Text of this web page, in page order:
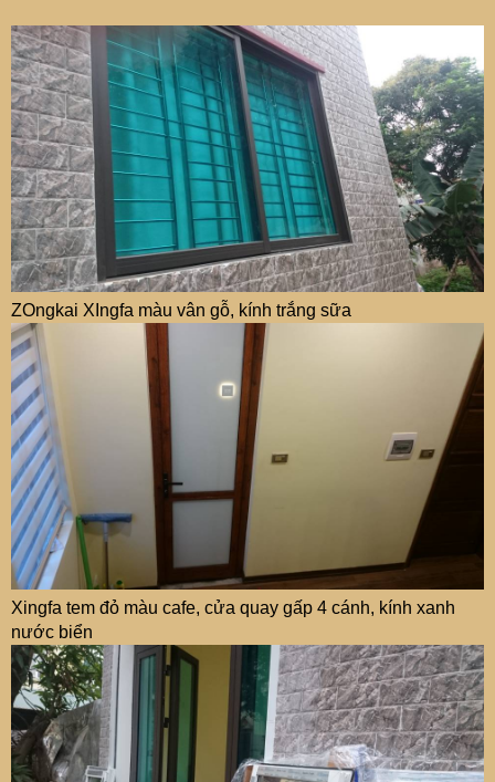
ZOngkai XIngfa màu vân gỗ, kính trắng sữa
Xingfa tem đỏ màu cafe, cửa quay gấp 4 cánh, kính xanh
nước biển